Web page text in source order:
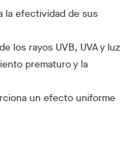
la efectividad de sus
los rayos UVB, UVA y luz
prematuro y la
un efecto uniforme